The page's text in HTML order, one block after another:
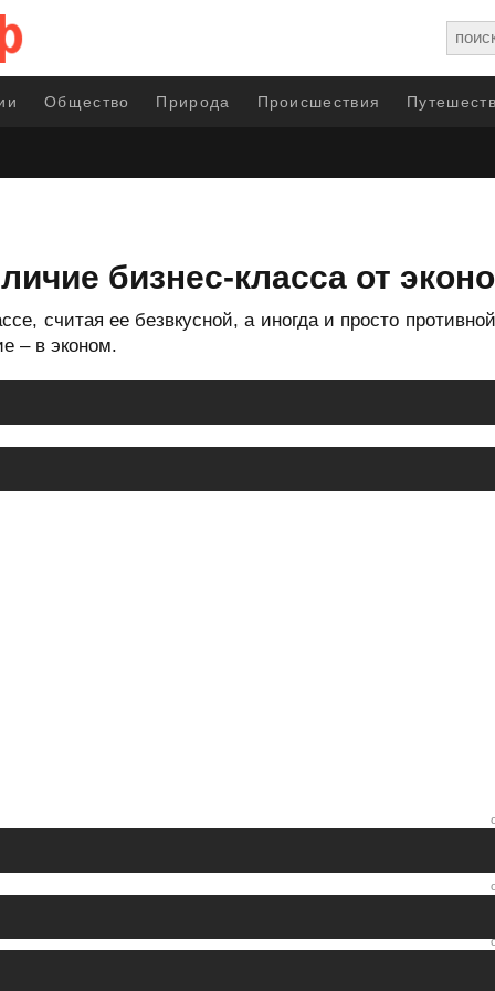
Общество Природа Происшествия
бизнес-класса от
считая ее безвкусной, а иногда и просто
– в эконом.